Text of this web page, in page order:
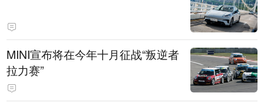
MINI宣布将在今年十月征战“叛逆者
拉力赛”